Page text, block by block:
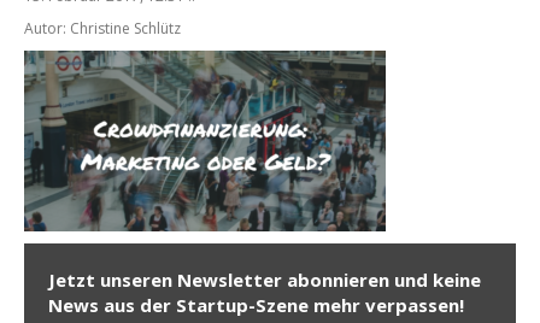
Autor: Christine Schlütz
Jetzt unseren Newsletter abonnieren und keine
News aus der Startup-Szene mehr verpassen!